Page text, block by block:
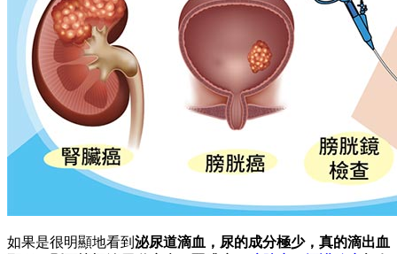
如果是很明顯地看到 泌尿道滴血，尿的成分極少，真的滴出血